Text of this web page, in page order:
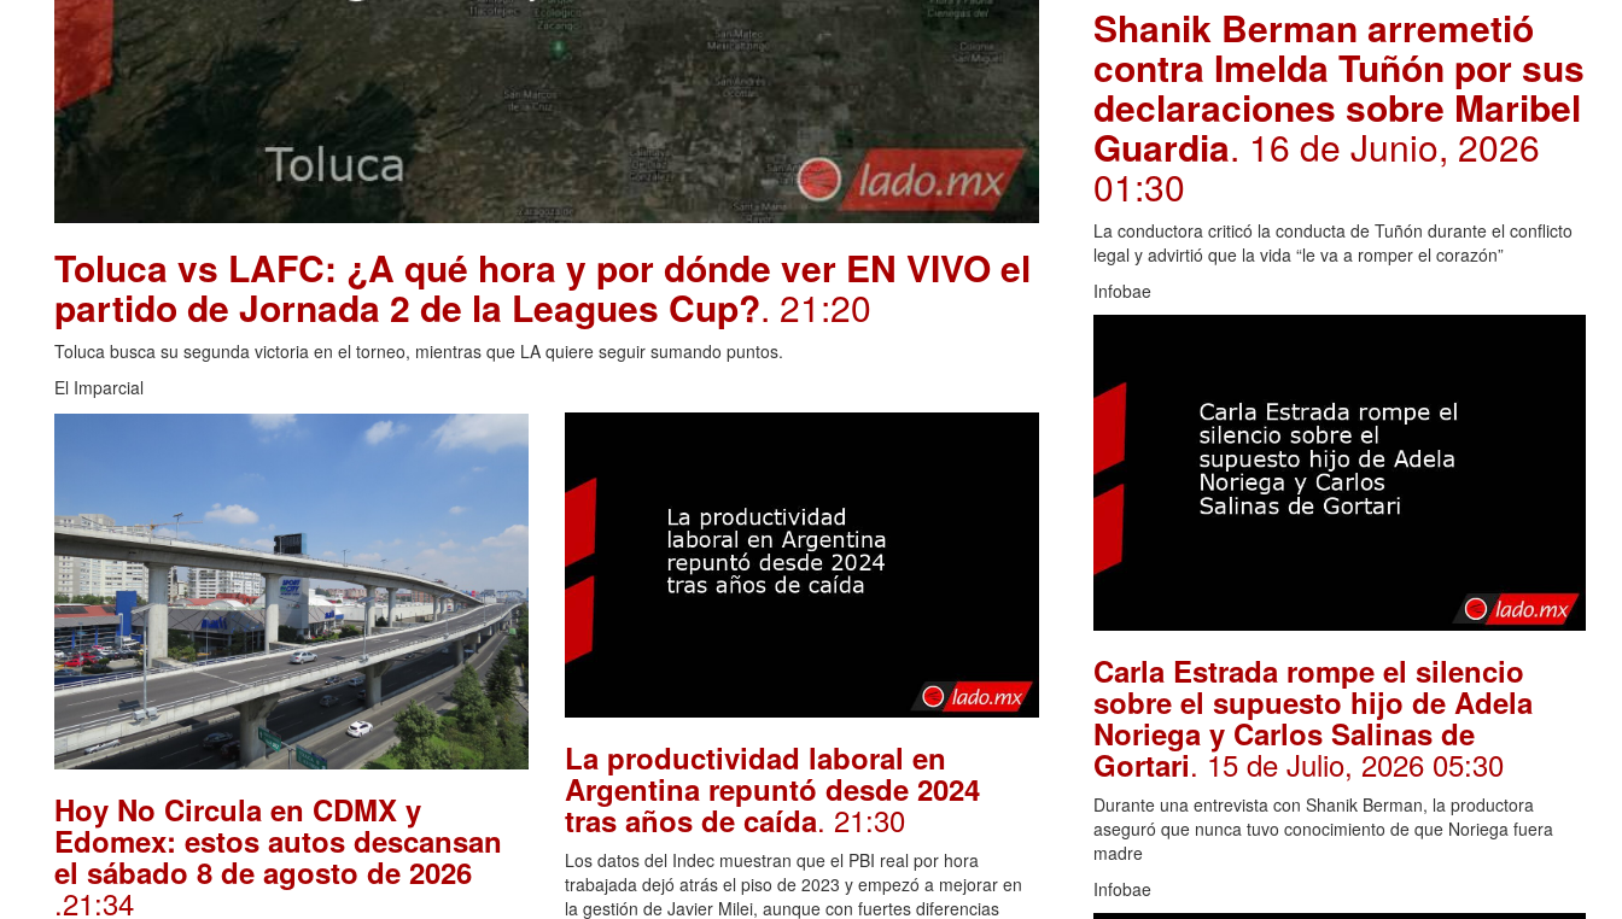
Toluca vs LAFC: ¿A qué hora y por dónde ver EN VIVO el
partido de Jornada 2 de la Leagues Cup?. 21:20
Toluca busca su segunda victoria en el torneo, mientras que LA quiere seguir sumando puntos.
El Imparcial
Hoy No Circula en CDMX y
Edomex: estos autos descansan
el sábado 8 de agosto de 2026
.21:34
La productividad laboral en
Argentina repuntó desde 2024
tras años de caída. 21:30
Los datos del Indec muestran que el PBI real por hora
trabajada dejó atrás el piso de 2023 y empezó a mejorar en
la gestión de Javier Milei, aunque con fuertes diferencias
Shanik Berman arremetió
contra Imelda Tuñón por sus
declaraciones sobre Maribel
Guardia. 16 de Junio, 2026
01:30
La conductora criticó la conducta de Tuñón durante el conflicto
legal y advirtió que la vida “le va a romper el corazón”
Infobae
Carla Estrada rompe el silencio
sobre el supuesto hijo de Adela
Noriega y Carlos Salinas de
Gortari. 15 de Julio, 2026 05:30
Durante una entrevista con Shanik Berman, la productora
aseguró que nunca tuvo conocimiento de que Noriega fuera
madre
Infobae